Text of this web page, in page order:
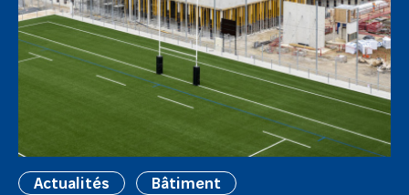
Actualités Bâtiment